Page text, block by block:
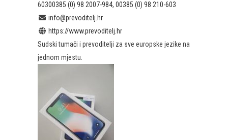
60300385 (0) 98 2007-984, 00385 (0) 98 210-603
info@prevoditelj.hr
https://www.prevoditelj.hr
Sudski tumači i prevoditelji za sve europske jezike na
jednom mjestu.